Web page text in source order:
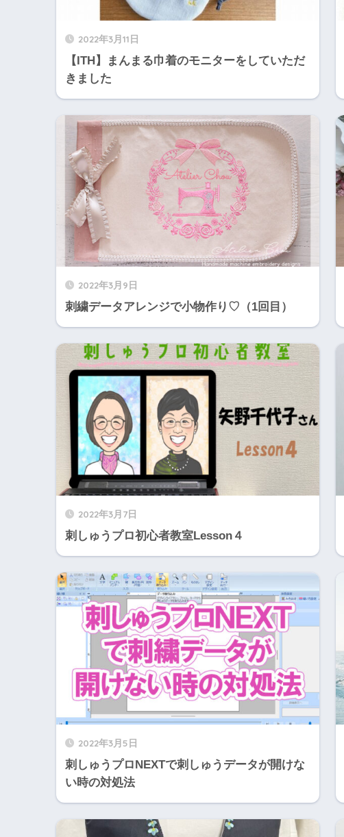
2022年3月11日
【ITH】まんまる巾着のモニターをしていただ
きました
2022年3月9日
刺繍データアレンジで小物作り♡（1回目）
2022年3月7日
刺しゅうプロ初心者教室Lesson４
2022年3月5日
刺しゅうプロNEXTで刺しゅうデータが開けな
い時の対処法